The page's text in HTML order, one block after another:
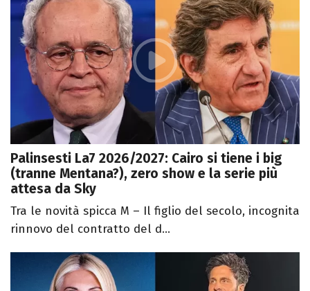
Palinsesti La7 2026/2027: Cairo si tiene i big
(tranne Mentana?), zero show e la serie più
attesa da Sky
Tra le novità spicca M – Il figlio del secolo, incognita
rinnovo del contratto del d...